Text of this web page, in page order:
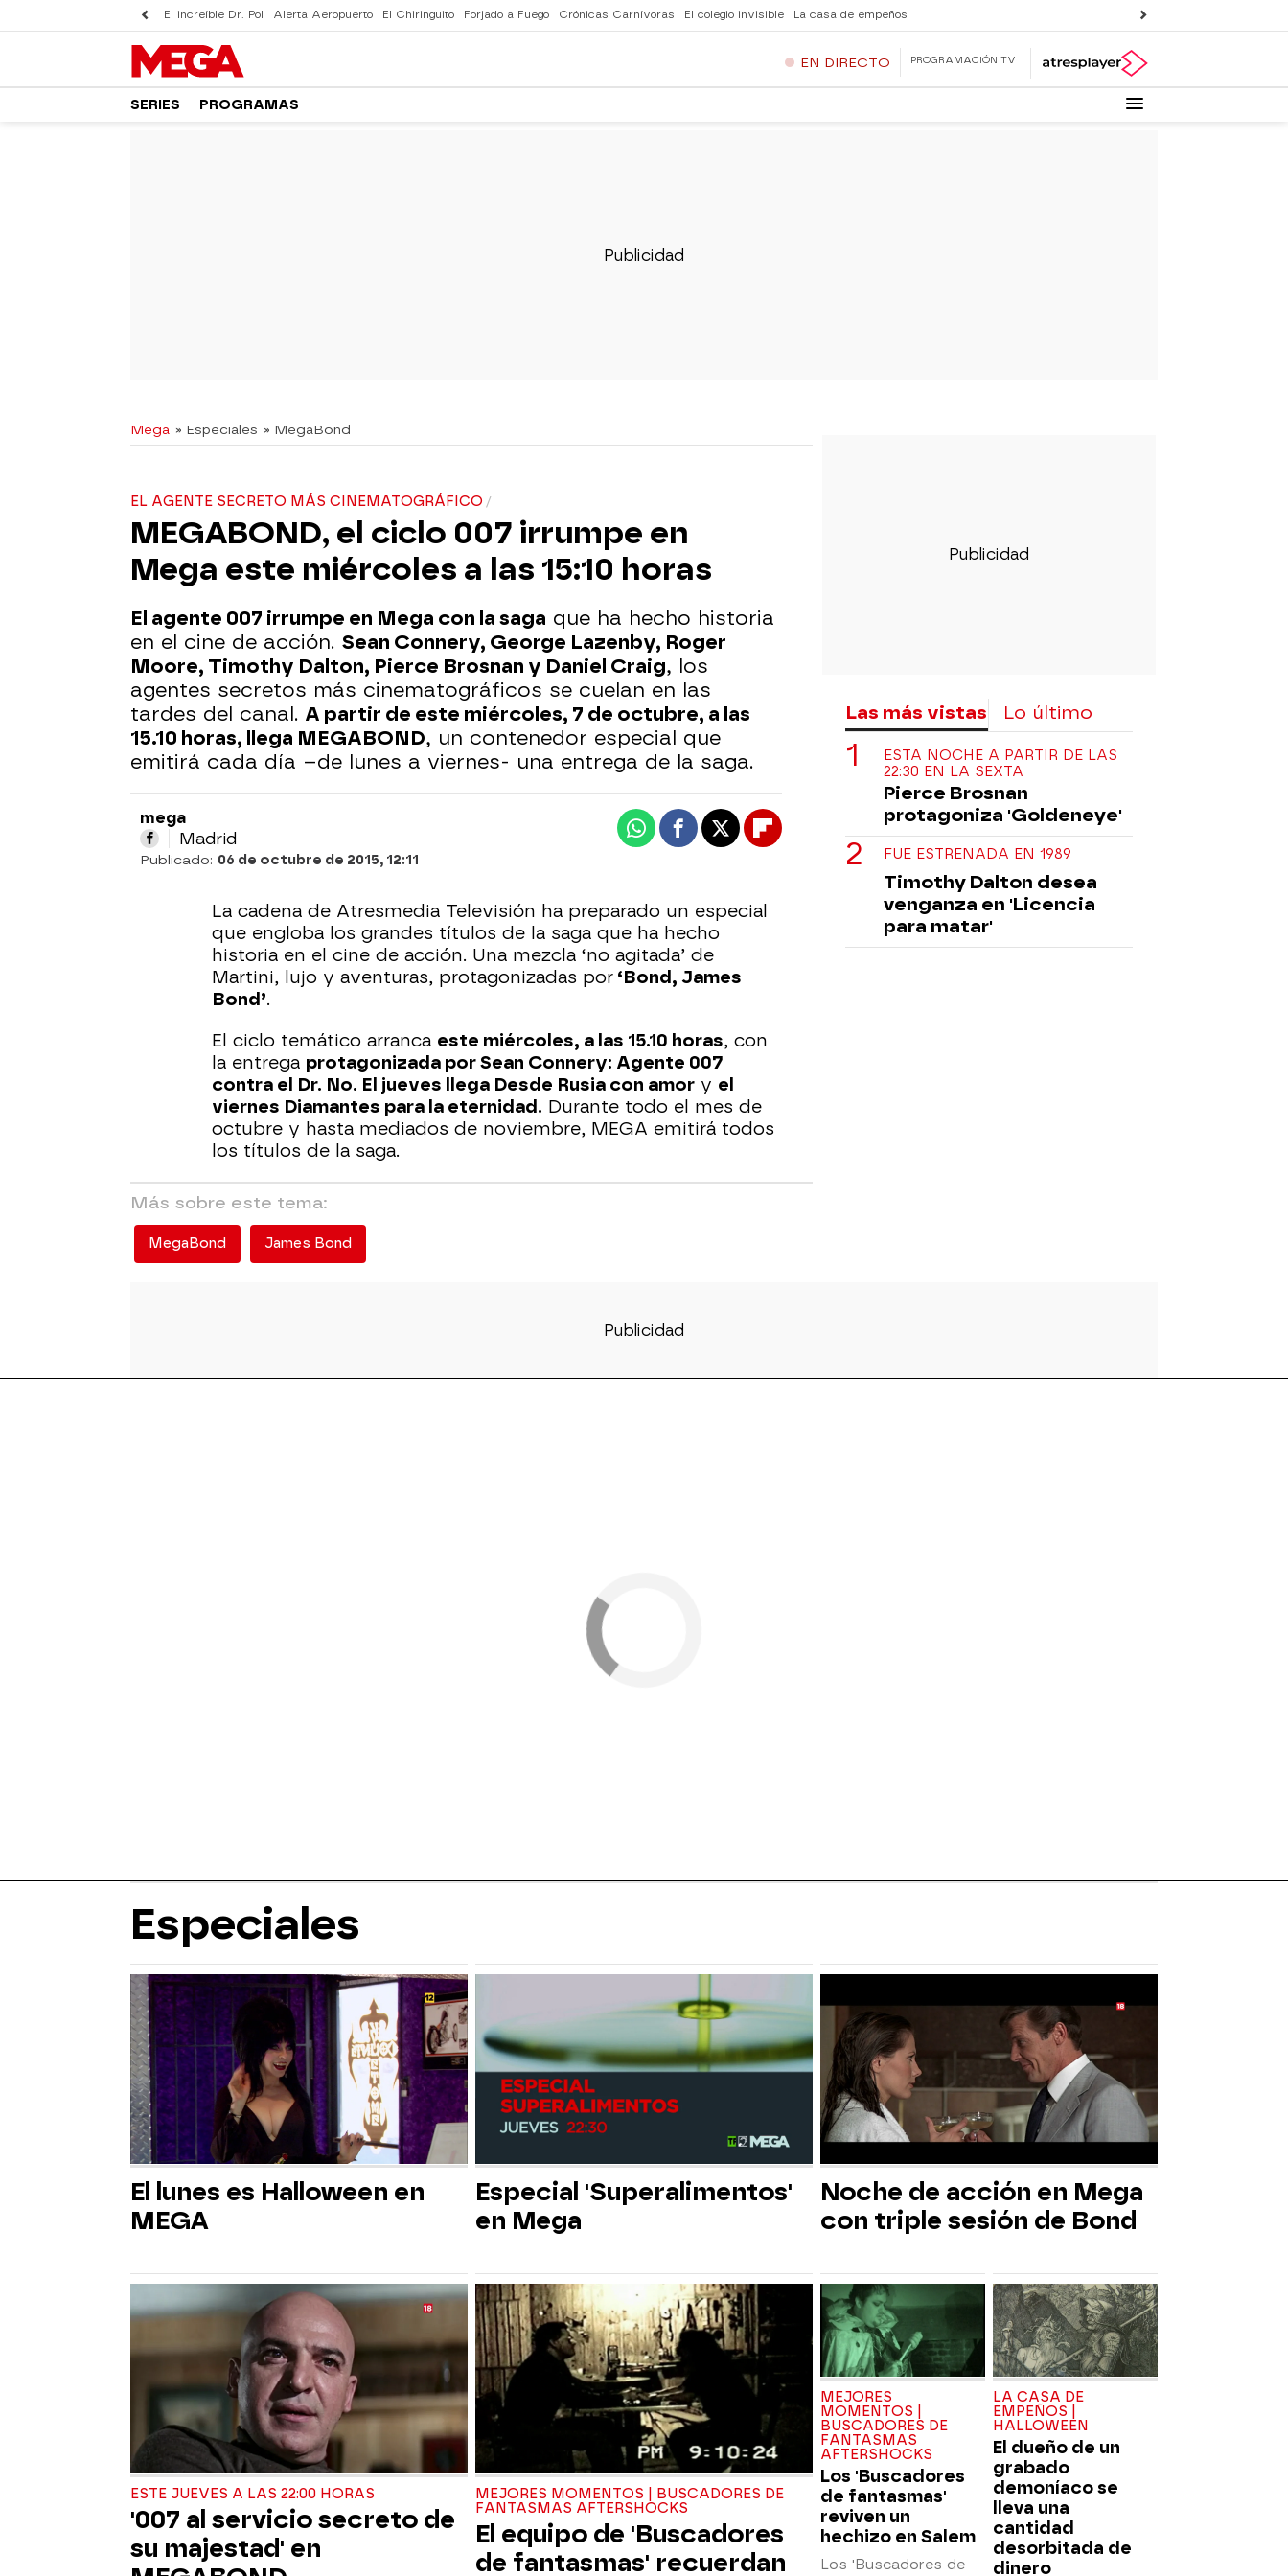
El increíble Dr. Pol Alerta Aeropuerto El Chiringuito Forjado a Fuego Crónicas Carnívoras El colegio invisible La casa de empeños
EN DIRECTO PROGRAMACIÓN TV
SERIES PROGRAMAS
Mega » Especiales » MegaBond
EL AGENTE SECRETO MÁS CINEMATOGRÁFICO
MEGABOND, el ciclo 007 irrumpe en
Mega este miércoles a las 15:10 horas
El agente 007 irrumpe en Mega con la saga que ha hecho historia
en el cine de acción. Sean Connery, George Lazenby, Roger
Moore, Timothy Dalton, Pierce Brosnan y Daniel Craig, los
agentes secretos más cinematográficos se cuelan en las
tardes del canal. A partir de este miércoles, 7 de octubre, a las
15.10 horas, llega MEGABOND, un contenedor especial que
emitirá cada día –de lunes a viernes- una entrega de la saga.
mega
Madrid
Publicado: 06 de octubre de 2015, 12:11
WhatsappFacebook
X Flipboard
La cadena de Atresmedia Televisión ha preparado un especial
que engloba los grandes títulos de la saga que ha hecho
historia en el cine de acción. Una mezcla ‘no agitada’ de
Martini, lujo y aventuras, protagonizadas por ‘Bond, James
Bond’.
El ciclo temático arranca este miércoles, a las 15.10 horas, con
la entrega protagonizada por Sean Connery: Agente 007
contra el Dr. No. El jueves llega Desde Rusia con amor y el
viernes Diamantes para la eternidad. Durante todo el mes de
octubre y hasta mediados de noviembre, MEGA emitirá todos
los títulos de la saga.
Más sobre este tema:
MegaBond James Bond
Las más vistas Lo último
ESTA NOCHE A PARTIR DE LAS
22:30 EN LA SEXTA
Pierce Brosnan
protagoniza 'Goldeneye'
FUE ESTRENADA EN 1989
Timothy Dalton desea
venganza en 'Licencia
para matar'
Especiales
El lunes es Halloween en
MEGA
Especial 'Superalimentos'
en Mega
Noche de acción en Mega
con triple sesión de Bond
ESTE JUEVES A LAS 22:00 HORAS
'007 al servicio secreto de
su majestad' en
MEJORES MOMENTOS | BUSCADORES DE
FANTASMAS AFTERSHOCKS
El equipo de 'Buscadores
de fantasmas' recuerdan
MEJORES
MOMENTOS |
BUSCADORES DE
FANTASMAS
AFTERSHOCKS
Los 'Buscadores
de fantasmas'
reviven un
hechizo en Salem
Los 'Buscadores de
LA CASA DE
EMPEÑOS |
HALLOWEEN
El dueño de un
grabado
demoníaco se
lleva una
cantidad
desorbitada de
dinero